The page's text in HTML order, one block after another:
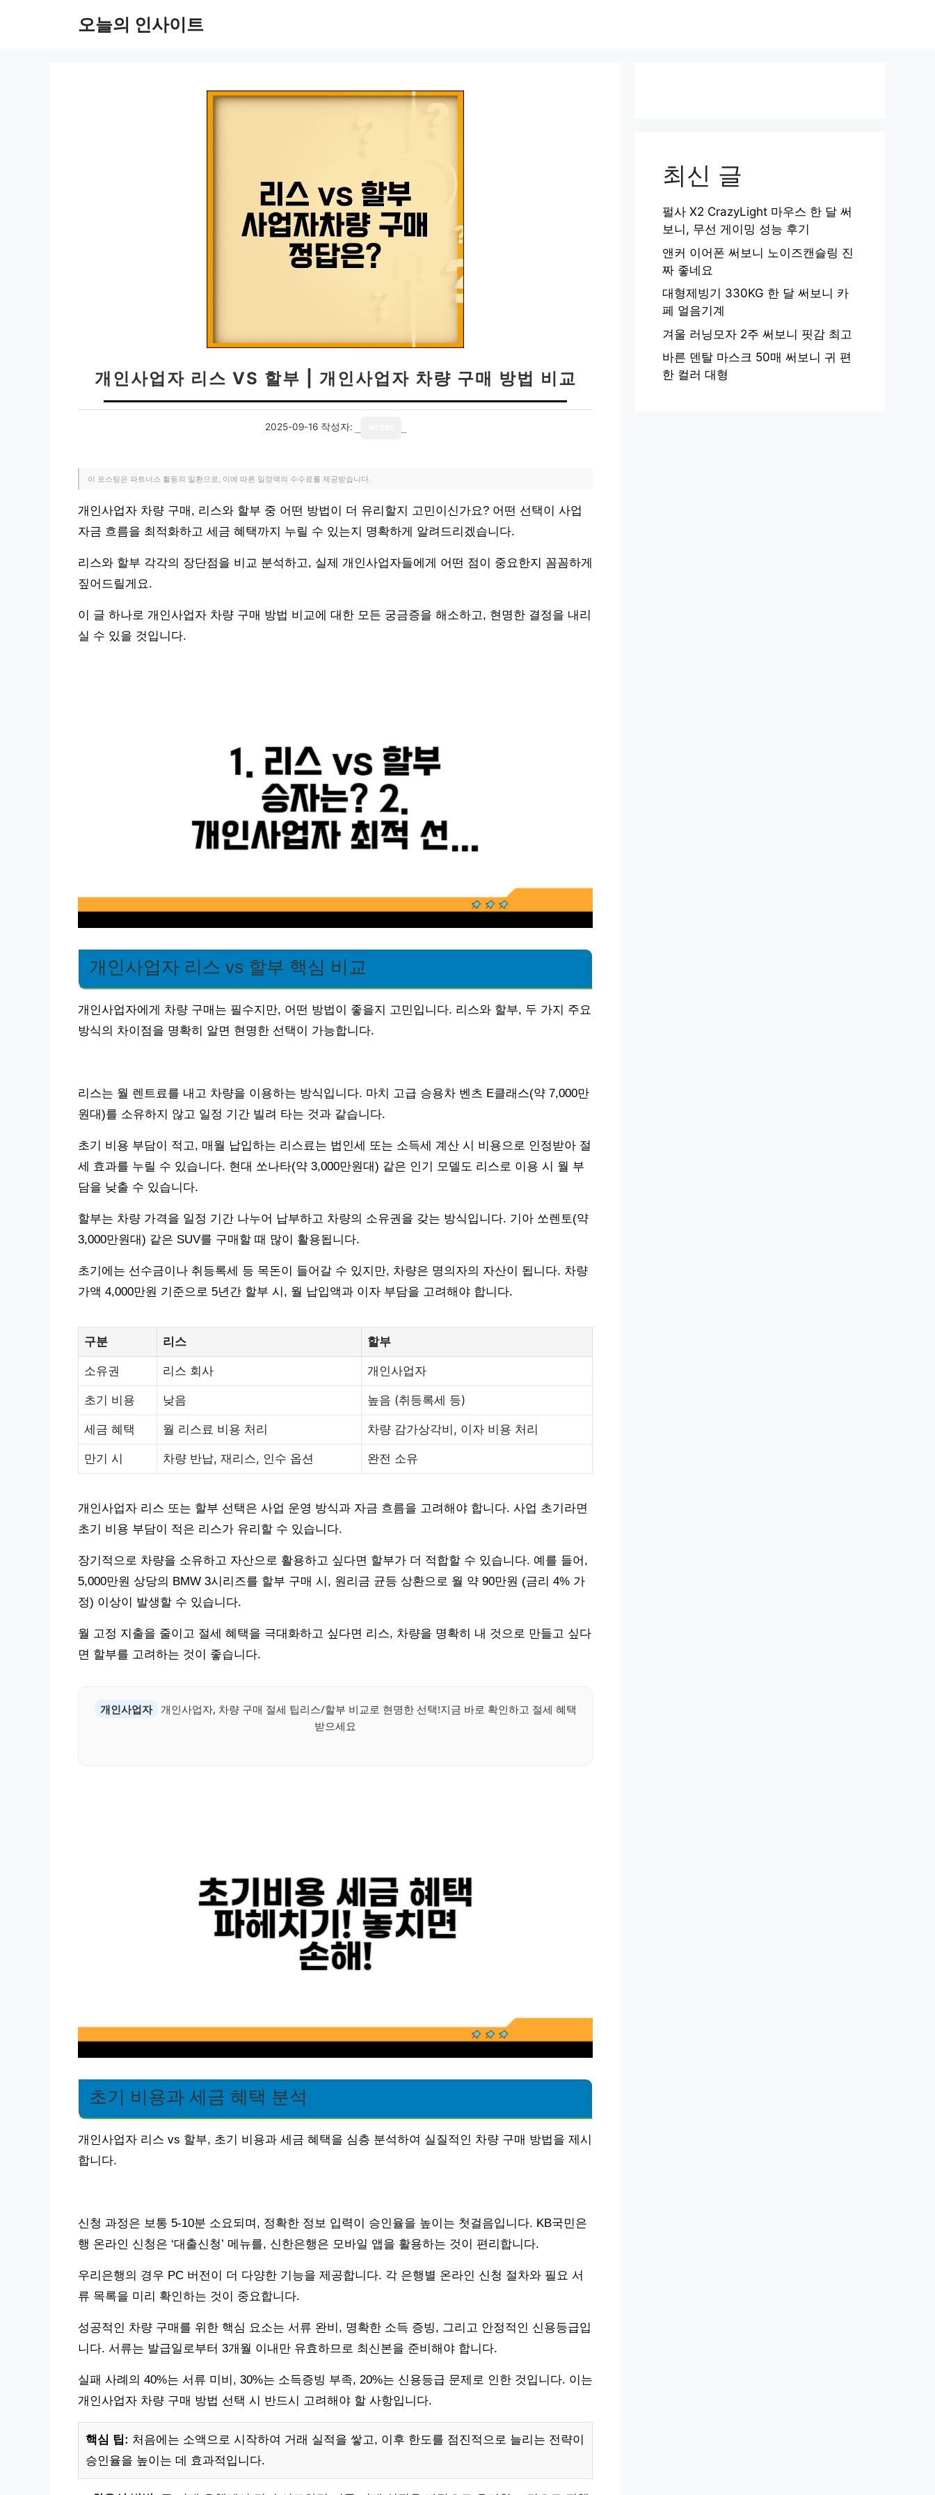
오늘의 인사이트
개인사업자 리스 VS 할부 | 개인사업자 차량 구매 방법 비교
2025-09-16 작성자:
이 포스팅은 파트너스 활동의 일환으로, 이에 따른 일정액의 수수료를 제공받습니다.
개인사업자 차량 구매, 리스와 할부 중 어떤 방법이 더 유리할지 고민이신가요? 어떤 선택이 사업
자금 흐름을 최적화하고 세금 혜택까지 누릴 수 있는지 명확하게 알려드리겠습니다.
리스와 할부 각각의 장단점을 비교 분석하고, 실제 개인사업자들에게 어떤 점이 중요한지 꼼꼼하게
짚어드릴게요.
이 글 하나로 개인사업자 차량 구매 방법 비교에 대한 모든 궁금증을 해소하고, 현명한 결정을 내리
실 수 있을 것입니다.
개인사업자 리스 vs 할부 핵심 비교
개인사업자에게 차량 구매는 필수지만, 어떤 방법이 좋을지 고민입니다. 리스와 할부, 두 가지 주요
방식의 차이점을 명확히 알면 현명한 선택이 가능합니다.
리스는 월 렌트료를 내고 차량을 이용하는 방식입니다. 마치 고급 승용차 벤츠 E클래스(약 7,000만
원대)를 소유하지 않고 일정 기간 빌려 타는 것과 같습니다.
초기 비용 부담이 적고, 매월 납입하는 리스료는 법인세 또는 소득세 계산 시 비용으로 인정받아 절
세 효과를 누릴 수 있습니다. 현대 쏘나타(약 3,000만원대) 같은 인기 모델도 리스로 이용 시 월 부
담을 낮출 수 있습니다.
할부는 차량 가격을 일정 기간 나누어 납부하고 차량의 소유권을 갖는 방식입니다. 기아 쏘렌토(약
3,000만원대) 같은 SUV를 구매할 때 많이 활용됩니다.
초기에는 선수금이나 취등록세 등 목돈이 들어갈 수 있지만, 차량은 명의자의 자산이 됩니다. 차량
가액 4,000만원 기준으로 5년간 할부 시, 월 납입액과 이자 부담을 고려해야 합니다.
구분 리스 할부
소유권 리스 회사 개인사업자
초기 비용 낮음 높음 (취등록세 등)
세금 혜택 월 리스료 비용 처리 차량 감가상각비, 이자 비용 처리
만기 시 차량 반납, 재리스, 인수 옵션 완전 소유
개인사업자 리스 또는 할부 선택은 사업 운영 방식과 자금 흐름을 고려해야 합니다. 사업 초기라면
초기 비용 부담이 적은 리스가 유리할 수 있습니다.
장기적으로 차량을 소유하고 자산으로 활용하고 싶다면 할부가 더 적합할 수 있습니다. 예를 들어,
5,000만원 상당의 BMW 3시리즈를 할부 구매 시, 원리금 균등 상환으로 월 약 90만원 (금리 4% 가
정) 이상이 발생할 수 있습니다.
월 고정 지출을 줄이고 절세 혜택을 극대화하고 싶다면 리스, 차량을 명확히 내 것으로 만들고 싶다
면 할부를 고려하는 것이 좋습니다.
개인사업자
개인사업자, 차량 구매 절세 팁리스/할부 비교로 현명한 선택!지금 바로 확인하고 절세 혜택
받으세요
초기 비용과 세금 혜택 분석
개인사업자 리스 vs 할부, 초기 비용과 세금 혜택을 심층 분석하여 실질적인 차량 구매 방법을 제시
합니다.
신청 과정은 보통 5-10분 소요되며, 정확한 정보 입력이 승인율을 높이는 첫걸음입니다. KB국민은
행 온라인 신청은 ‘대출신청’ 메뉴를, 신한은행은 모바일 앱을 활용하는 것이 편리합니다.
우리은행의 경우 PC 버전이 더 다양한 기능을 제공합니다. 각 은행별 온라인 신청 절차와 필요 서
류 목록을 미리 확인하는 것이 중요합니다.
성공적인 차량 구매를 위한 핵심 요소는 서류 완비, 명확한 소득 증빙, 그리고 안정적인 신용등급입
니다. 서류는 발급일로부터 3개월 이내만 유효하므로 최신본을 준비해야 합니다.
실패 사례의 40%는 서류 미비, 30%는 소득증빙 부족, 20%는 신용등급 문제로 인한 것입니다. 이는
개인사업자 차량 구매 방법 선택 시 반드시 고려해야 할 사항입니다.
핵심 팁: 처음에는 소액으로 시작하여 거래 실적을 쌓고, 이후 한도를 점진적으로 늘리는 전략이
승인율을 높이는 데 효과적입니다.
최신 글
펄사 X2 CrazyLight 마우스 한 달 써
보니, 무선 게이밍 성능 후기
앤커 이어폰 써보니 노이즈캔슬링 진
짜 좋네요
대형제빙기 330KG 한 달 써보니 카
페 얼음기계
겨울 러닝모자 2주 써보니 핏감 최고
바른 덴탈 마스크 50매 써보니 귀 편
한 컬러 대형